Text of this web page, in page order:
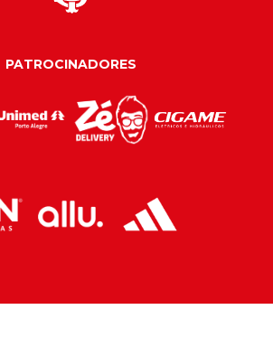
PATROCINADORES